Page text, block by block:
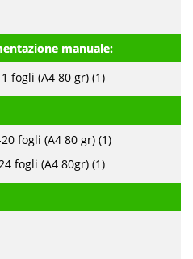
manuale:
fogli (A4 80 gr) (1)
fogli (A4 80 gr) (1)
fogli (A4 80gr) (1)